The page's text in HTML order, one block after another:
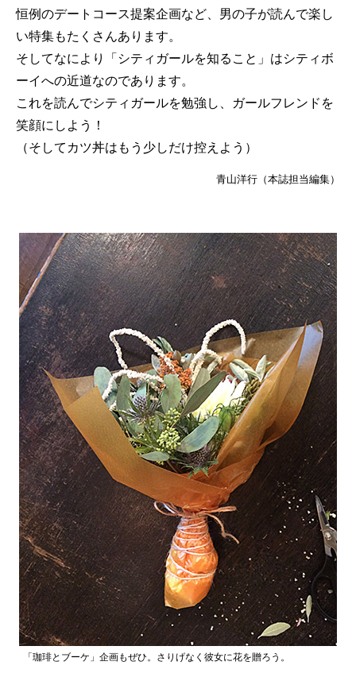
恒例のデートコース提案企画など、男の子が読んで楽し
い特集もたくさんあります。
そしてなにより「シティガールを知ること」はシティボ
ーイへの近道なのであります。
これを読んでシティガールを勉強し、ガールフレンドを
笑顔にしよう！
（そしてカツ丼はもう少しだけ控えよう）
青山洋行（本誌担当編集）
「珈琲とブーケ」企画もぜひ。さりげなく彼女に花を贈ろう。